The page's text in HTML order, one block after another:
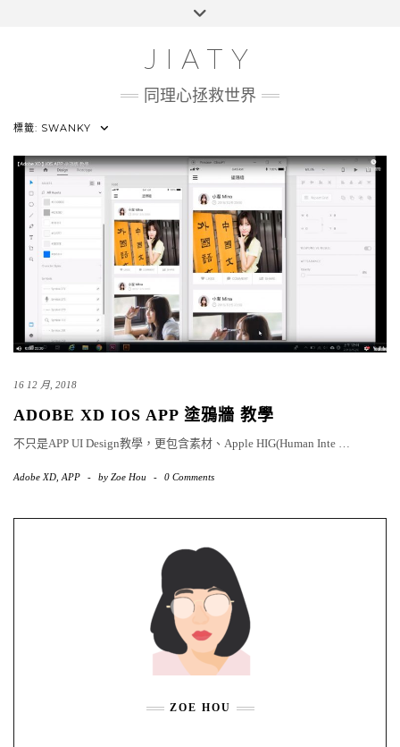
HOME
ABOUT
JIATY
同理心拯救世界
標籤: SWANKY
16 12 月, 2018
ADOBE XD IOS APP 塗鴉牆 教學
不只是APP UI Design教學，更包含素材、Apple HIG(Human Inte …
Adobe XD APP - by Zoe Hou - 0 Comments
ZOE HOU